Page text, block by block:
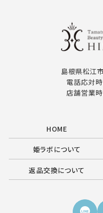
島根県松江
電話応対
店舗営業
HOME
姫ラボについて
返品交換について